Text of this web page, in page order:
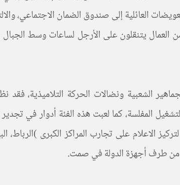
العائلية إلى صندوق الضمان الاجتماعي،
العمال يتنقلون على الأرجل لساعات وسط
الشعبية ونضالات الحركة التلاميذية،
من طرف أجهزة الدولة في صمت.